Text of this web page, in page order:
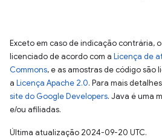
Exceto em caso de indicação contrária,
licenciado de acordo com a Licença de
Commons, e as amostras de código são
a Licença Apache 2.0. Para mais
site do Google Developers. Java é uma
e/ou afiliadas.
Última atualização 2024-09-20 UTC.